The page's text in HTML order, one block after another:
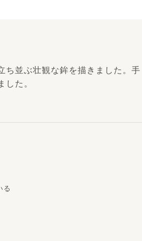
る
ち並ぶ壮観な鉾を描きました。手
た。